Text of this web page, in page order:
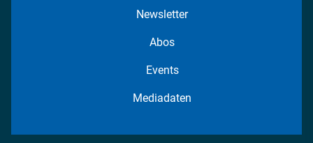
Newsletter
Abos
Events
Mediadaten